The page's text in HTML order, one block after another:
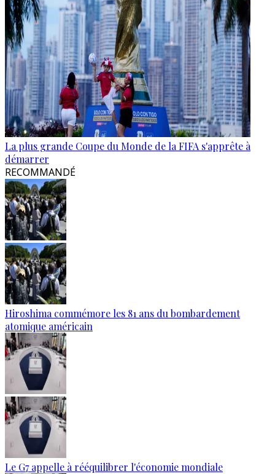
La plus grande Coupe du Monde de la FIFA s'apprête à
démarrer
RECOMMANDÉ
Hiroshima commémore les 81 ans du bombardement
atomique américain
Le G7 appelle à rééquilibrer l'économie mondiale